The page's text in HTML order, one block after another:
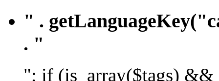
" .
. "
"; if (is_array($tags) &&